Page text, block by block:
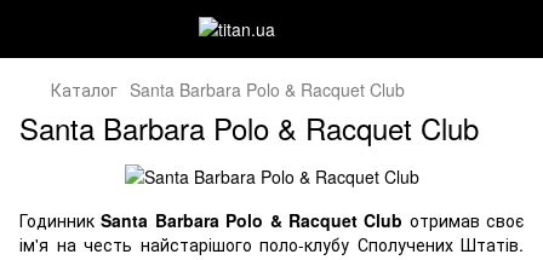
Каталог Santa Barbara Polo & Racquet Club
Santa Barbara Polo & Racquet Club
ГодинникSanta Barbara Polo & Racquet Club отримав своє
ім'я на честь найстарішого поло-клубу Сполучених Штатів.